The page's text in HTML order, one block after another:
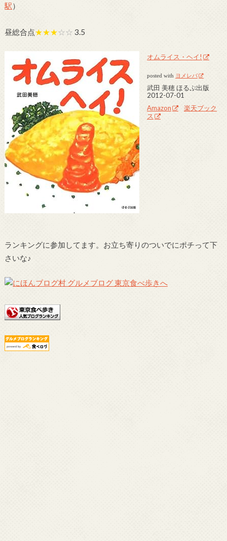
駅）
昼総合点★★★☆☆ 3.5
オムライス・ヘイ!
posted with ヨメレバ
武田 美穂 ほるぷ出版
2012-07-01
Amazon
楽天ブック
ス
ランキングに参加してます。お立ち寄りのついでにポチって下
さいな♪